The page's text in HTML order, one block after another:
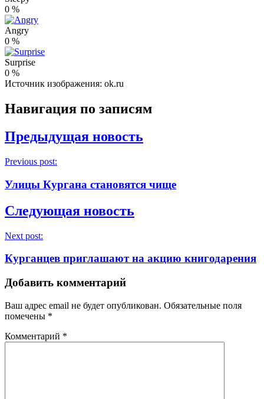
0 %
Angry
0 %
Surprise
0 %
Источник изображения: ok.ru
Навигация по записям
Предыдущая новость
Previous post:
Улицы Кургана становятся чище
Следующая новость
Next post:
Курганцев приглашают на акцию книгодарения
Добавить комментарий
Ваш адрес email не будет опубликован. Обязательные поля
помечены *
Комментарий *